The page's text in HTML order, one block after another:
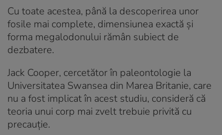
Cu toate acestea, până la descoperirea unor
fosile mai complete, dimensiunea exactă și
forma megalodonului rămân subiect de
dezbatere.
Jack Cooper, cercetător în paleontologie la
Universitatea Swansea din Marea Britanie, care
nu a fost implicat în acest studiu, consideră că
teoria unui corp mai zvelt trebuie privită cu
precauție.